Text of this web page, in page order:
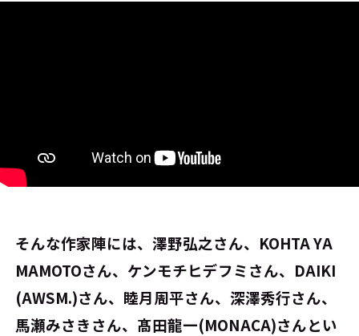
――そんな作家陣には、澤野弘之さん、KOHTA YA
MAMOTOさん、ケンモチヒデフミさん、DAIKI
(AWSM.)さん、睦月周平さん、深澤秀行さん、
馬瀬みさきさん、髙田龍一(MONACA)さんとい